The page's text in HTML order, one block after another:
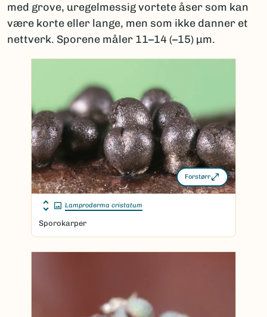
med grove, uregelmessig vortete åser som kan
være korte eller lange, men som ikke danner et
nettverk. Sporene måler 11–14 (–15) µm.
Forstørr
Lamproderma cristatum
Sporokarper